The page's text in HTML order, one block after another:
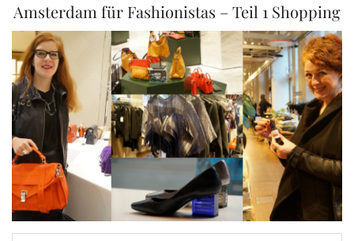
Amsterdam für Fashionistas – Teil 1 Shopping